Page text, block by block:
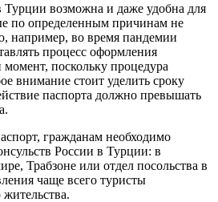
Турции возможна и даже удобна для
по определенным причинам не
например, во время пандемии
процесс оформления
поскольку процедура
внимание стоит уделить сроку
паспорта должно превышать
гражданам необходимо
России в Турции: в
Трабзоне или отдел посольства в
чаще всего туристы